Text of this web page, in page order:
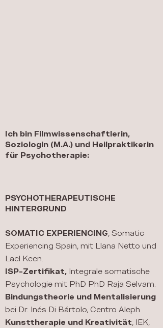
Ich bin Filmwissenschaftlerin,
Soziologin (M.A.) und Heilpraktikerin
für Psychotherapie:
PSYCHOTHERAPEUTISCHE
HINTERGRUND
SOMATIC EXPERIENCING, Somatic
Experiencing Spain, mit LIana Netto und
Lael Keen.
ISP-Zertifikat, Integrale somatische
Psychologie mit PhD PhD Raja Selvam.
Bindungstheorie und Mentalisierung
bei Dr. Inés Di Bártolo, Centro Aleph
Kunsttherapie und Kreativität, IEK,